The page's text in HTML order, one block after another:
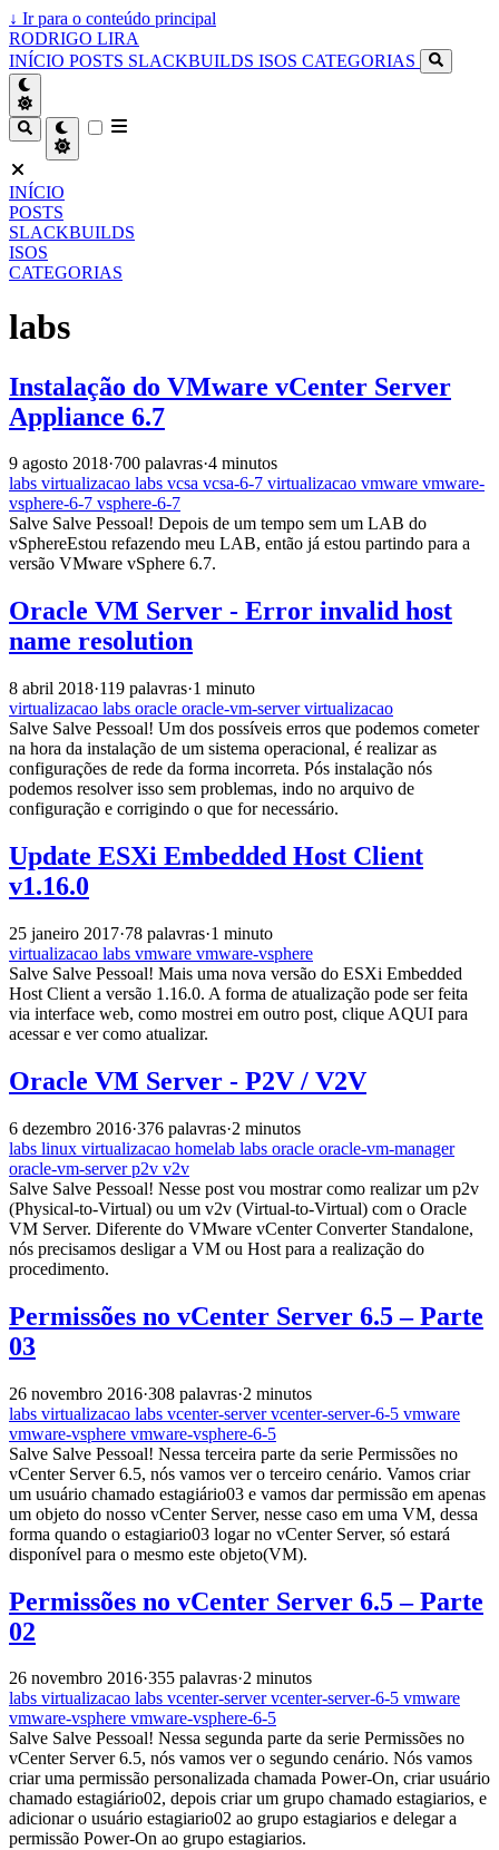
↓ Ir para o conteúdo principal
RODRIGO LIRA
INÍCIO POSTS SLACKBUILDS ISOS CATEGORIAS
INÍCIO
POSTS
SLACKBUILDS
ISOS
CATEGORIAS
labs
Instalação do VMware vCenter Server
Appliance 6.7
9 agosto 2018·700 palavras·4 minutos
labs virtualizacao labs vcsa vcsa-6-7 virtualizacao vmware vmware-
vsphere-6-7 vsphere-6-7
Salve Salve Pessoal! Depois de um tempo sem um LAB do
vSphereEstou refazendo meu LAB, então já estou partindo para a
versão VMware vSphere 6.7.
Oracle VM Server - Error invalid host
name resolution
8 abril 2018·119 palavras·1 minuto
virtualizacao labs oracle oracle-vm-servervirtualizacao
Salve Salve Pessoal! Um dos possíveis erros que podemos cometer
na hora da instalação de um sistema operacional, é realizar as
configurações de rede da forma incorreta. Pós instalação nós
podemos resolver isso sem problemas, indo no arquivo de
configuração e corrigindo o que for necessário.
Update ESXi Embedded Host Client
v1.16.0
25 janeiro 2017·78 palavras·1 minuto
virtualizacao labs vmware vmware-vsphere
Salve Salve Pessoal! Mais uma nova versão do ESXi Embedded
Host Client a versão 1.16.0. A forma de atualização pode ser feita
via interface web, como mostrei em outro post, clique AQUI para
acessar e ver como atualizar.
Oracle VM Server - P2V / V2V
6 dezembro 2016·376 palavras·2 minutos
labs linux virtualizacao homelab labs oracle oracle-vm-manager
oracle-vm-serverp2v v2v
Salve Salve Pessoal! Nesse post vou mostrar como realizar um p2v
(Physical-to-Virtual) ou um v2v (Virtual-to-Virtual) com o Oracle
VM Server. Diferente do VMware vCenter Converter Standalone,
nós precisamos desligar a VM ou Host para a realização do
procedimento.
Permissões no vCenter Server 6.5 – Parte
03
26 novembro 2016·308 palavras·2 minutos
labs virtualizacao labs vcenter-servervcenter-server-6-5 vmware
vmware-vsphere vmware-vsphere-6-5
Salve Salve Pessoal! Nessa terceira parte da serie Permissões no
vCenter Server 6.5, nós vamos ver o terceiro cenário. Vamos criar
um usuário chamado estagiário03 e vamos dar permissão em apenas
um objeto do nosso vCenter Server, nesse caso em uma VM, dessa
forma quando o estagiario03 logar no vCenter Server, só estará
disponível para o mesmo este objeto(VM).
Permissões no vCenter Server 6.5 – Parte
02
26 novembro 2016·355 palavras·2 minutos
labs virtualizacao labs vcenter-servervcenter-server-6-5 vmware
vmware-vsphere vmware-vsphere-6-5
Salve Salve Pessoal! Nessa segunda parte da serie Permissões no
vCenter Server 6.5, nós vamos ver o segundo cenário. Nós vamos
criar uma permissão personalizada chamada Power-On, criar usuário
chamado estagiário02, depois criar um grupo chamado estagiarios, e
adicionar o usuário estagiario02 ao grupo estagiarios e delegar a
permissão Power-On ao grupo estagiarios.